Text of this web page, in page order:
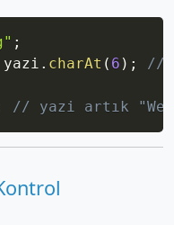
;
yazi . charAt ( 6 ) ; //
// yazi artık